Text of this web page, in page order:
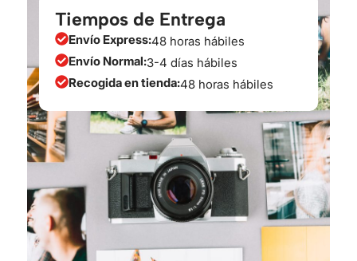
Tiempos de Entrega
Envío Express:48 horas hábiles
Envío Normal:3-4 días hábiles
Recogida en tienda:48 horas hábiles